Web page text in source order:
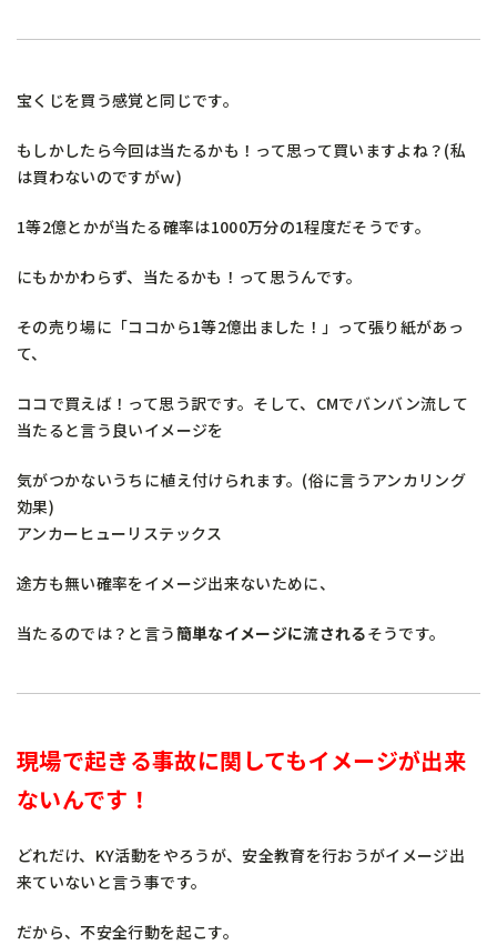
宝くじを買う感覚と同じです。
もしかしたら今回は当たるかも！って思って買いますよね？(私
は買わないのですがｗ)
1等2億とかが当たる確率は1000万分の1程度だそうです。
にもかかわらず、当たるかも！って思うんです。
その売り場に「ココから1等2億出ました！」って張り紙があっ
て、
ココで買えば！って思う訳です。そして、CMでバンバン流して
当たると言う良いイメージを
気がつかないうちに植え付けられます。(俗に言うアンカリング
効果)
アンカーヒューリステックス
途方も無い確率をイメージ出来ないために、
当たるのでは？と言う簡単なイメージに流されるそうです。
現場で起きる事故に関してもイメージが出来
ないんです！
どれだけ、KY活動をやろうが、安全教育を行おうがイメージ出
来ていないと言う事です。
だから、不安全行動を起こす。